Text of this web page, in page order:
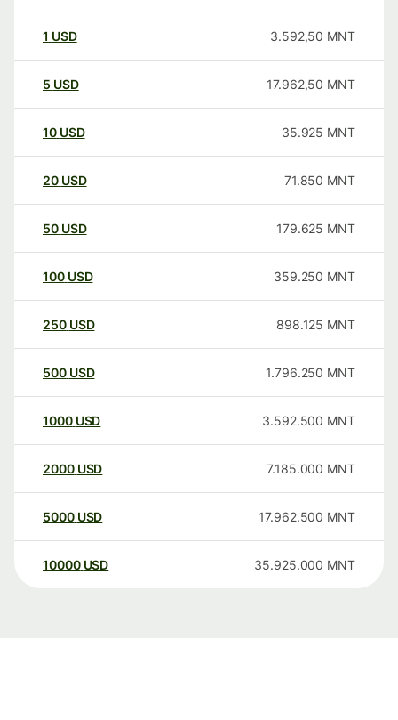
1 USD 3.592,50 MNT
5 USD 17.962,50 MNT
10 USD 35.925 MNT
20 USD 71.850 MNT
50 USD 179.625 MNT
100 USD 359.250 MNT
250 USD 898.125 MNT
500 USD 1.796.250 MNT
1000 USD 3.592.500 MNT
2000 USD 7.185.000 MNT
5000 USD 17.962.500 MNT
10000 USD 35.925.000 MNT